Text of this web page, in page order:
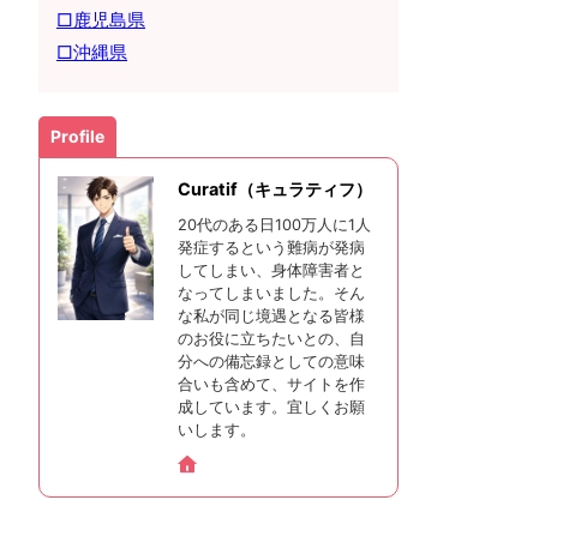
□鹿児島県
□沖縄県
Profile
Curatif（キュラティフ）
20代のある日100万人に1人
発症するという難病が発病
してしまい、身体障害者と
なってしまいました。そん
な私が同じ境遇となる皆様
のお役に立ちたいとの、自
分への備忘録としての意味
合いも含めて、サイトを作
成しています。宜しくお願
いします。